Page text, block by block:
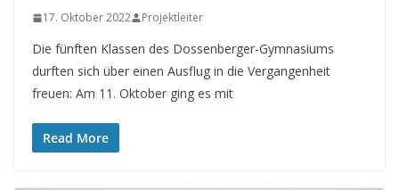
17. Oktober 2022 Projektleiter
Die fünften Klassen des Dossenberger-Gymnasiums
durften sich über einen Ausflug in die Vergangenheit
freuen: Am 11. Oktober ging es mit
Read More